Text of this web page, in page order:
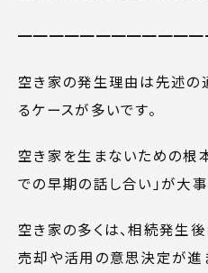
空き家の発生理由は先述の
るケースが多いです。
空き家を生まないための根
での早期の話し合い」が大事
空き家の多くは、相続発生
売却や活用の意思決定が進